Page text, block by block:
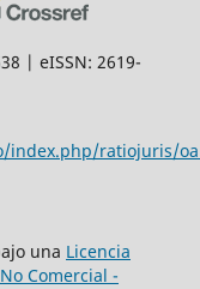
| eISSN: 2619-
index.php/ratiojuris/
una Licencia
Comercial -